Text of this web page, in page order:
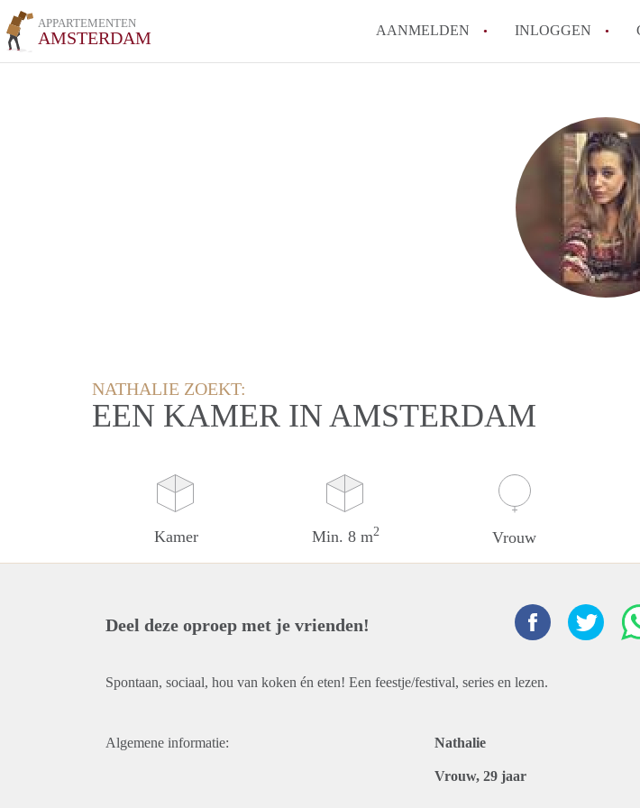
APPARTEMENTEN
AMSTERDAM AANMELDEN INLOGGEN
Wat is
Wat zijn
Hoe vind
Wat zijn
Kan je
Alle
NATHALIE ZOEKT:
EEN KAMER IN AMSTERDAM
Kamer Min. 8 m2 Vrouw
Deel deze oproep met je vrienden!
Spontaan, sociaal, hou van koken én eten! Een feestje/festival, series en lezen.
Algemene informatie: Nathalie
Vrouw, 29 jaar